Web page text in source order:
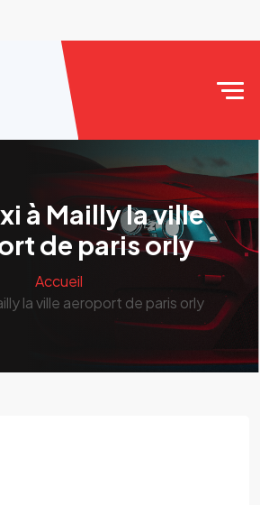
à Mailly la ville
de paris orly
Accueil
la ville aeroport de paris orly